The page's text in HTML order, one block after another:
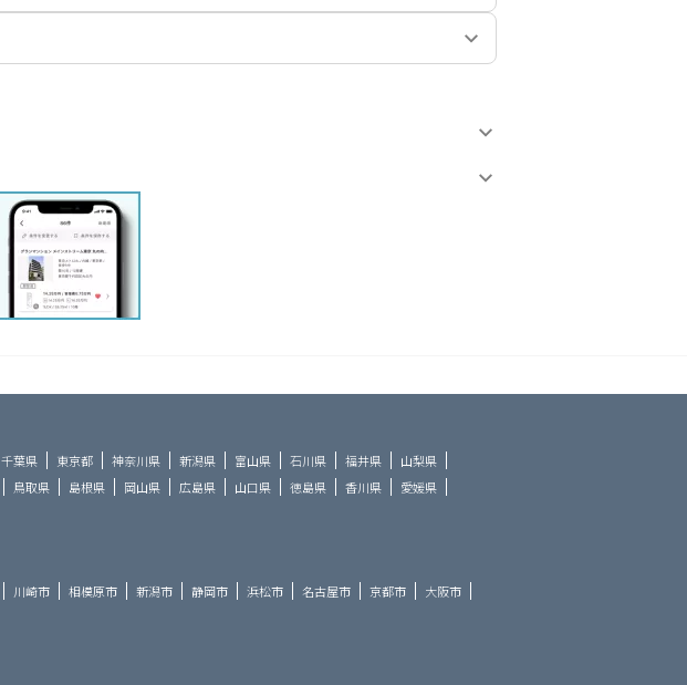
千葉県 東京都 神奈川県 新潟県 富山県 石川県 福井県
山梨県
鳥取県 島根県 岡山県 広島県 山口県 徳島県 香川県
愛媛県
川崎市 相模原市 新潟市 静岡市 浜松市 名古屋市 京都市
大阪市